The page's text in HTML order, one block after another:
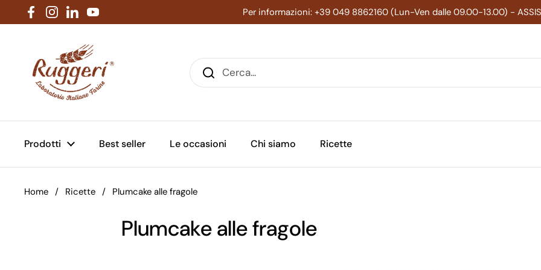
Passa ai contenuti
Facebook
Instagram
LinkedInYouTube
Per informazioni: +39 049 8862160 (Lun-Ven dalle 09.00-13.00) -
Prodotti Best seller Le occasioni Chi siamo Ricette
Home / Ricette / Plumcake alle fragole
Plumcake alle fragole